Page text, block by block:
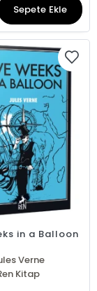
Sepete Ekle
in a Balloon
Verne
Kitap